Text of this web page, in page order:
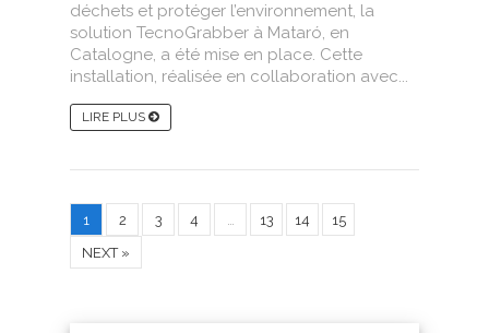
déchets et protéger l’environnement, la
solution TecnoGrabber à Mataró, en
Catalogne, a été mise en place. Cette
installation, réalisée en collaboration avec...
LIRE PLUS
1 2 3 4 … 13 14
15
NEXT »